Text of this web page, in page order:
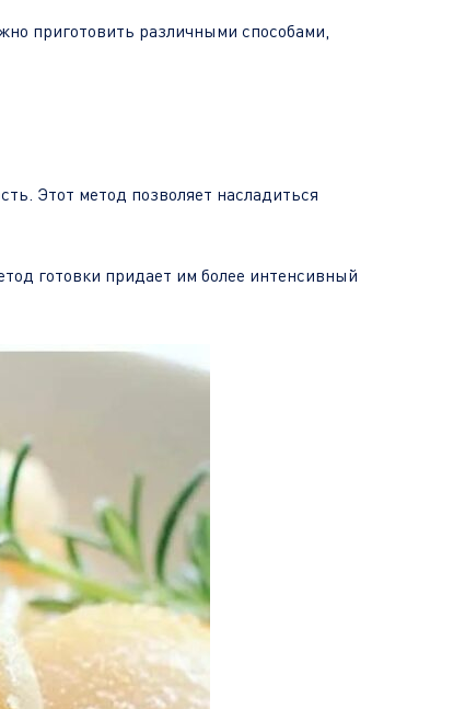
приготовить различными способами,
Этот метод позволяет насладиться
готовки придает им более интенсивный